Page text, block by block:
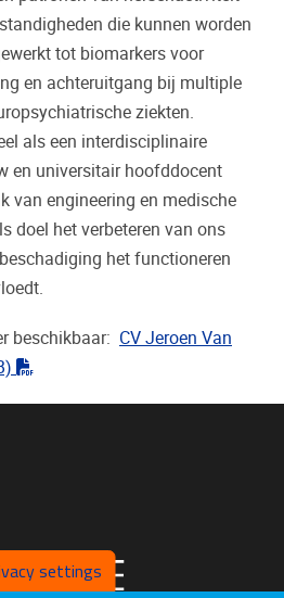
die kunnen worden
tot biomarkers voor
en achteruitgang bij multiple
ziekten.
als een interdisciplinaire
en universitair hoofddocent
van engineering en medische
doel het verbeteren van ons
het functioneren
beschikbaar: CV Jeroen Van
"pdf"
settings